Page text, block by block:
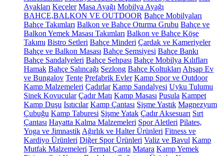
Ayakları Keçeler Masa Ayağı Mobilya Ayağı
BAHÇE,BALKON VE OUTDOOR Bahçe Mobilyaları
Bahçe Takımları Balkon ve Bahçe Oturma Grubu Bahçe ve
Balkon Yemek Masası Takımları Balkon ve Bahçe Köşe
Takımı Bistro Setleri Bahçe Minderi Çardak ve Kameriyeler
Bahçe ve Balkon Masası Bahçe Şemsiyesi Bahçe Bankı
Bahçe Sandalyeleri Bahçe Sehpası Bahçe Mobilya Kılıfları
Hamak Bahçe Salıncağı Şezlong Bahçe Koltukları Ahşap Ev
ve Bungalov Tente Prefabrik Evler Kamp Spor ve Outdoor
Kamp Malzemeleri Çadırlar Kamp Sandalyesi Uyku Tulumu
Sinek Kovucular Çadır Matı Kamp Masası Pusula Kampet
Kamp Duşu Isıtıcılar Kamp Çantası Şişme Yastık Magnezyum
Çubuğu Kamp Taburesi Şişme Yatak Çadır Aksesuarı Sırt
Çantası Hayatta Kalma Malzemeleri Spor Aletleri Pilates,
Yoga ve Jimnastik Ağırlık ve Halter Ürünleri Fitness ve
Kardiyo Ürünleri Diğer Spor Ürünleri Valiz ve Bavul Kamp
Mutfak Malzemeleri Termal Çanta Matara Kamp Yemek